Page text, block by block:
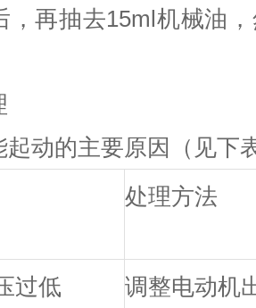
，再抽去15ml机械油 ，
起动的主要原因（见下
处理方法
过低
调整电动机